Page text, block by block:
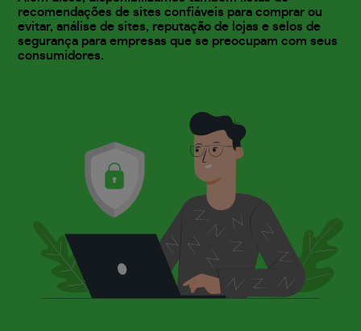
recomendações de sites confiáveis para comprar ou
evitar, análise de sites, reputação de lojas e selos de
segurança para empresas que se preocupam com seus
consumidores.